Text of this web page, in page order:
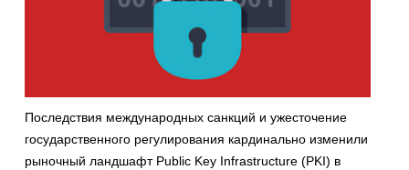
Последствия международных санкций и ужесточение
государственного регулирования кардинально изменили
рыночный ландшафт Public Key Infrastructure (PKI) в